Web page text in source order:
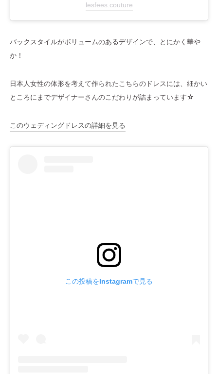
lesfees.couture
バックスタイルがボリュームのあるデザインで、とにかく華や
か！
日本人女性の体形を考えて作られたこちらのドレスには、細かい
ところにまでデザイナーさんのこだわりが詰まっています☆
このウェディングドレスの詳細を見る
この投稿をInstagramで見る